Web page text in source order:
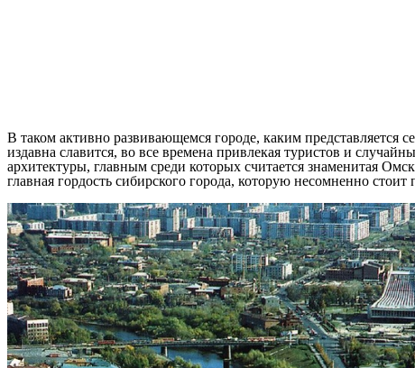
В таком активно развивающемся городе, каким представляется
издавна славится, во все времена привлекая туристов и
архитектуры, главным среди которых считается знаменитая
главная гордость сибирского города, которую несомненно стоит